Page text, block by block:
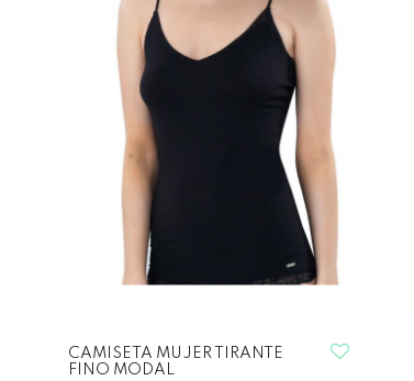
CAMISETA MUJER TIRANTE
FINO MODAL